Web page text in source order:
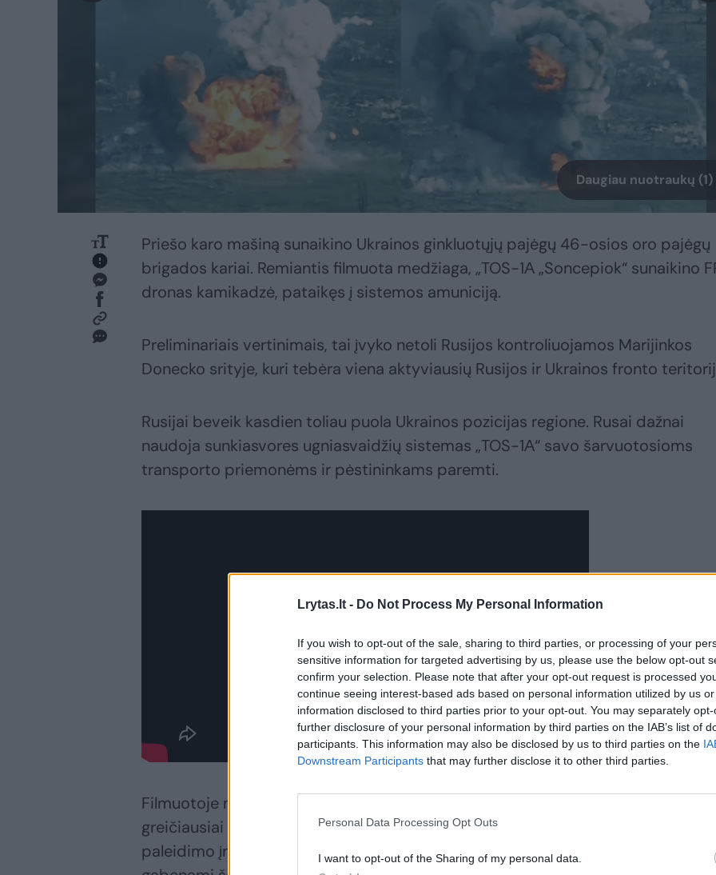
Lrytas.lt - Do Not Process My Personal Information
If you wish to opt-out of the sale, sharing to third parties, or processing of your
sensitive information for targeted advertising by us, please use the below opt-out
confirm your selection. Please note that after your opt-out request is processed
continue seeing interest-based ads based on personal information utilized by us
information disclosed to third parties prior to your opt-out. You may separately
further disclosure of your personal information by third parties on the IAB’s list of
participants. This information may also be disclosed by us to third parties on the
Downstream Participants that may further disclose it to other third parties.
Personal Data Processing Opt Outs
I want to opt-out of the Sharing of my personal data.
Daugiau nuotraukų (1)
Priešo karo mašiną sunaikino Ukrainos ginkluotųjų pajėgų 46-osios oro pajėgų
brigados kariai. Remiantis filmuota medžiaga, „TOS-1А „Soncepiok“ sunaikino
dronas kamikadzė, pataikęs į sistemos amuniciją.
Preliminariais vertinimais, tai įvyko netoli Rusijos kontroliuojamos Marijinkos
Donecko srityje, kuri tebėra viena aktyviausių Rusijos ir Ukrainos fronto
Rusijai beveik kasdien toliau puola Ukrainos pozicijas regione. Rusai dažnai
naudoja sunkiasvores ugniasvaidžių sistemas „TOS-1А“ savo šarvuotosioms
transporto priemonėms ir pėstininkams paremti.
Filmuotoje medžiagoje matyti, kad rusų „TOS-1А Soncepiok“ judėjo keliu,
greičiausiai Ukrainos pozicijų link. Galingas sprogimas, visiškai sunaikinęs
paleidimo įrenginį po to, kai į jį pataikė ukrainiečių FPV dronas, rodo, kad juo